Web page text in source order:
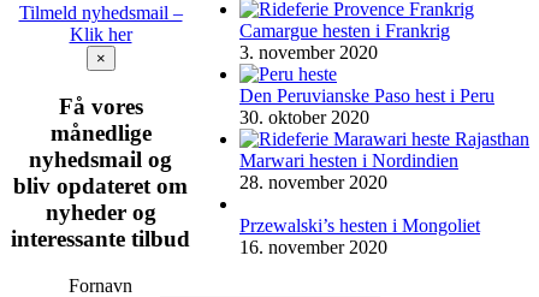
Camargue hesten i Frankrig
3. november 2020
Den Peruvianske Paso hest i Peru
30. oktober 2020
Marwari hesten i Nordindien
28. november 2020
Przewalski’s hesten i Mongoliet
16. november 2020
Tilmeld nyhedsmail –
Klik her
×
Få vores
månedlige
nyhedsmail og
bliv opdateret om
nyheder og
interessante tilbud
Fornavn